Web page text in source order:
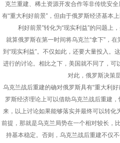
克兰重建、稀土资源开发合作等非传统安
有“重大利好前景”，但由于俄罗斯经济基本
利好前景”转化为“现实利益”的问题上
就算俄罗斯在第一时间将乌克兰“拿下”，
到“现实利益”。不仅如此，还要大量投入。
进行的讨论。相比之下，美国就不同了，可
对此，俄罗斯决策
乌克兰战后重建的确对俄罗斯具有“重大利
罗斯经济理论上可以借助乌克兰战后重建
来，以上讨论如果能够落实并最终可以转化
前提，那就是乌克兰局势在一个相对较长，
持基本稳定。否则，乌克兰战后重建不仅